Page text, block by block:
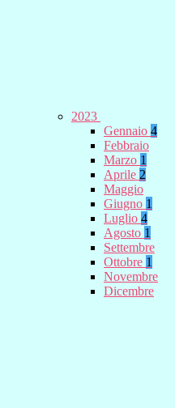
2023
Gennaio 4
Febbraio
Marzo 1
Aprile 2
Maggio
Giugno 1
Luglio 4
Agosto 1
Settembre
Ottobre 1
Novembre
Dicembre